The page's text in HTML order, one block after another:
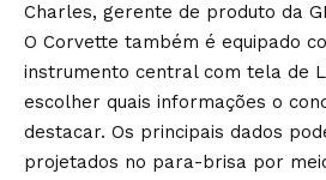
Charles, gerente de produto da
O Corvette também é equipado
instrumento central com tela de
escolher quais informações o
destacar. Os principais dados
projetados no para-brisa por